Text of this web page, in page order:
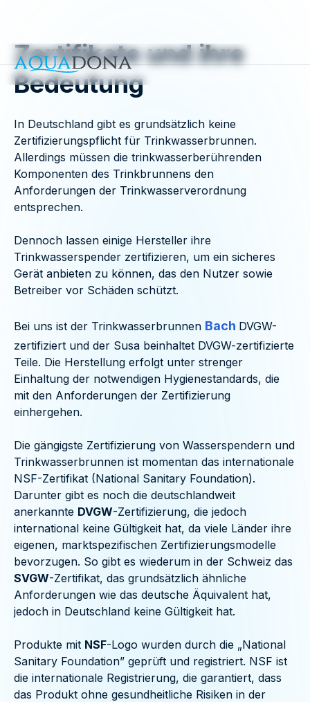
Zertifikate und ihre
Bedeutung
In Deutschland gibt es grundsätzlich keine
Zertifizierungspflicht für Trinkwasserbrunnen.
Allerdings müssen die trinkwasserberührenden
Komponenten des Trinkbrunnens den
Anforderungen der Trinkwasserverordnung
entsprechen.
Dennoch lassen einige Hersteller ihre
Trinkwasserspender zertifizieren, um ein sicheres
Gerät anbieten zu können, das den Nutzer sowie
Betreiber vor Schäden schützt.
Bei uns ist der Trinkwasserbrunnen Bach DVGW-
zertifiziert und der Susa beinhaltet DVGW-zertifizierte
Teile. Die Herstellung erfolgt unter strenger
Einhaltung der notwendigen Hygienestandards, die
mit den Anforderungen der Zertifizierung
einhergehen.
Die gängigste Zertifizierung von Wasserspendern und
Trinkwasserbrunnen ist momentan das internationale
NSF-Zertifikat (National Sanitary Foundation).
Darunter gibt es noch die deutschlandweit
anerkannte DVGW-Zertifizierung, die jedoch
international keine Gültigkeit hat, da viele Länder ihre
eigenen, marktspezifischen Zertifizierungsmodelle
bevorzugen. So gibt es wiederum in der Schweiz das
SVGW-Zertifikat, das grundsätzlich ähnliche
Anforderungen wie das deutsche Äquivalent hat,
jedoch in Deutschland keine Gültigkeit hat.
Produkte mit NSF-Logo wurden durch die „National
Sanitary Foundation” geprüft und registriert. NSF ist
die internationale Registrierung, die garantiert, dass
das Produkt ohne gesundheitliche Risiken in der